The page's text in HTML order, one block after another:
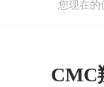
您现在的
CMC